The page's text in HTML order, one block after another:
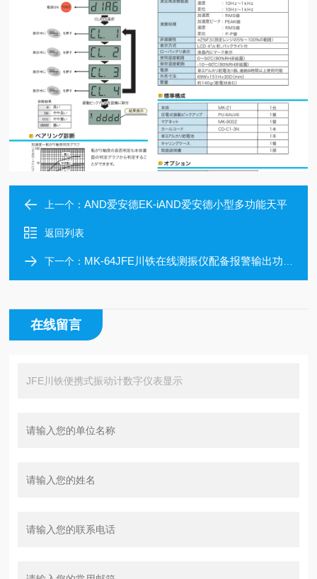
上一个：AND爱安德EK-iAND爱安德小型多功能天平
返回列表
下一个： MK-64JFE川铁在线测振仪配备报警输出功能
在线留言